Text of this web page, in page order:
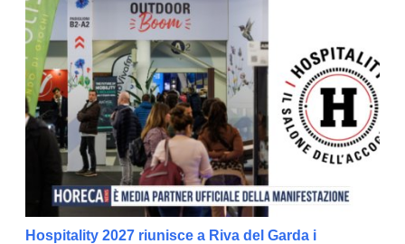
Hospitality 2027 riunisce a Riva del Garda i